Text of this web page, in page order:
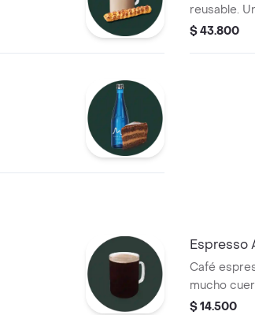
reusable.
y cuidar el
$ 43.800
Espresso
Café
mucho
caliente al
$ 14.500